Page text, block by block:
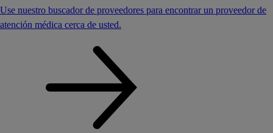
Use nuestro buscador de proveedores para encontrar un proveedor de
atención médica cerca de usted.